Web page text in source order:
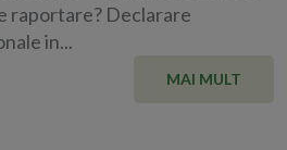
raportare? Declarare
in...
MAI MULT